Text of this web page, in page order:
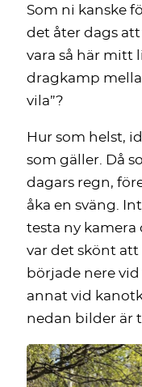
Som ni kanske
det åter dags
vara så här mitt
dragkamp
vila”?
Hur som helst,
som gäller. Då
dagars regn,
åka en sväng.
testa ny
var det skönt att
började nere
annat vid
nedan bilder är